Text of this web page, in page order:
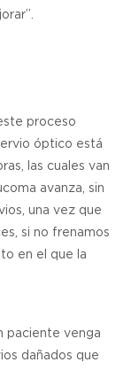
proceso
óptico está
las cuales van
avanza, sin
una vez que
si no frenamos
en el que la
paciente venga
dañados que